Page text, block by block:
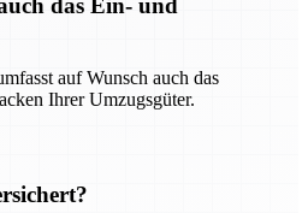
auf Wunsch auch das
Ihrer Umzugsgüter.